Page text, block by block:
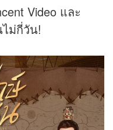
Video และ
ม่กี่วัน!